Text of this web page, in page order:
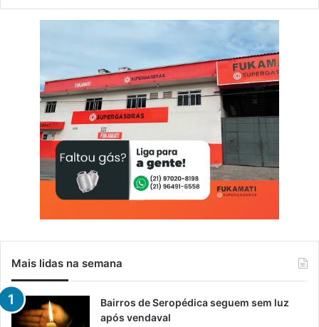
Mais lidas na semana
Bairros de Seropédica seguem sem luz
após vendaval